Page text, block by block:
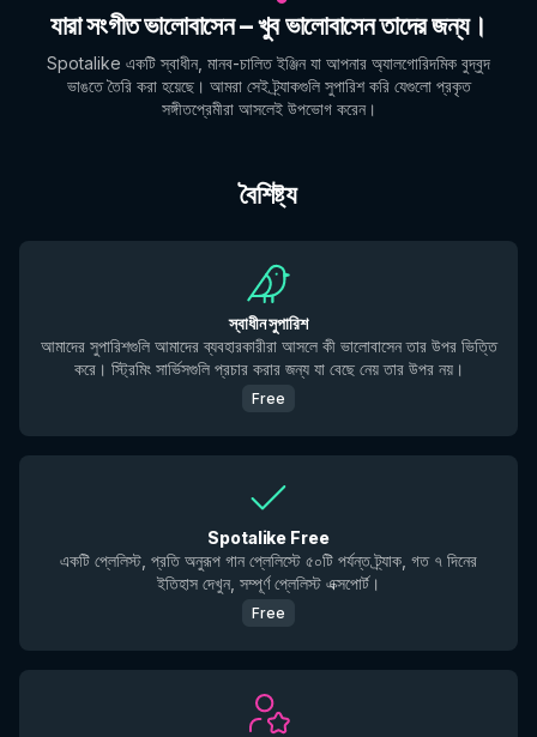
যারা সংগীত ভালোবাসেন – খুব ভালোবাসেন তাদের জন্য।
Spotalike একটি স্বাধীন, মানব-চালিত ইঞ্জিন যা আপনার অ্যালগোরিদমিক বুদ্বুদ
ভাঙতে তৈরি করা হয়েছে। আমরা সেই ট্র্যাকগুলি সুপারিশ করি যেগুলো প্রকৃত
সঙ্গীতপ্রেমীরা আসলেই উপভোগ করেন।
বৈশিষ্ট্য
স্বাধীন সুপারিশ
আমাদের সুপারিশগুলি আমাদের ব্যবহারকারীরা আসলে কী ভালোবাসেন তার উপর ভিত্তি
করে। স্ট্রিমিং সার্ভিসগুলি প্রচার করার জন্য যা বেছে নেয় তার উপর নয়।
Free
Spotalike Free
একটি প্লেলিস্ট, প্রতি অনুরূপ গান প্লেলিস্টে ৫০টি পর্যন্ত ট্র্যাক, গত ৭ দিনের
ইতিহাস দেখুন, সম্পূর্ণ প্লেলিস্ট এক্সপোর্ট।
Free